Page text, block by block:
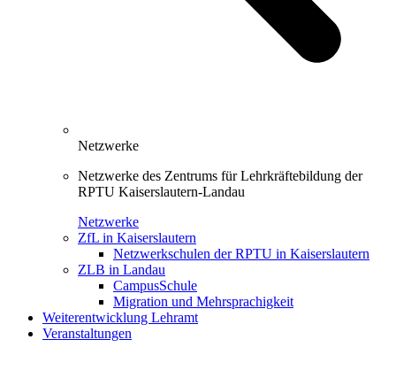
Netzwerke
Netzwerke des Zentrums für Lehrkräftebildung der
RPTU Kaiserslautern-Landau
Netzwerke
ZfL in Kaiserslautern
Netzwerkschulen der RPTU in Kaiserslautern
ZLB in Landau
CampusSchule
Migration und Mehrsprachigkeit
Weiterentwicklung Lehramt
Veranstaltungen